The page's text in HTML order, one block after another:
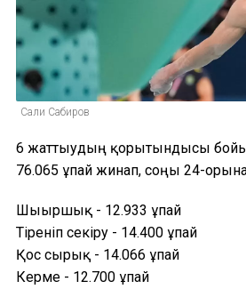
Сали Сабиров
6 жаттығудың қорытындысы
76.065 ұпай жинап, соңғы 24-
Шығыршық - 12.933 ұпай
Тіреніп секіру - 14.400 ұпай
Қос сырық - 14.066 ұпай
Керме - 12.700 ұпай